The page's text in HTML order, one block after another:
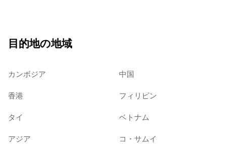
目的地の地域
カンボジア 中国
香港 フィリピン
タイ ベトナム
アジア コ・サムイ